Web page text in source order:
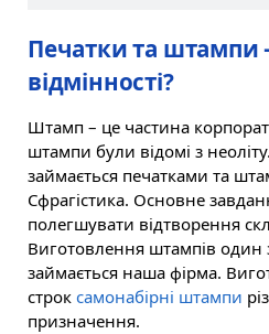
Печатки та штампи
відмінності?
Штамп – це частина
штампи були відомі з
займається печатками та
Сфрагістика. Основне
полегшувати відтворення
Виготовлення штампів один
займається наша фірма.
строк самонабірні штампи
призначення.